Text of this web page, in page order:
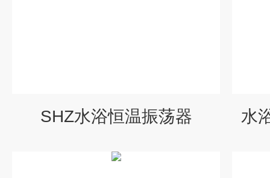
SHZ水浴恒温振荡器 水